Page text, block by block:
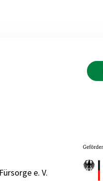
e. V.